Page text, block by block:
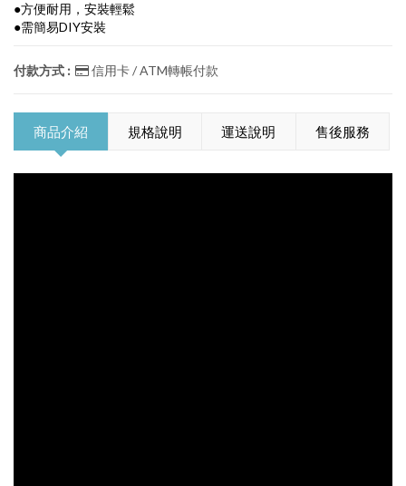
●方便耐用，安裝輕鬆
●需簡易DIY安裝
付款方式 : 信用卡 / ATM轉帳付款
商品介紹 規格說明 運送說明 售後服務